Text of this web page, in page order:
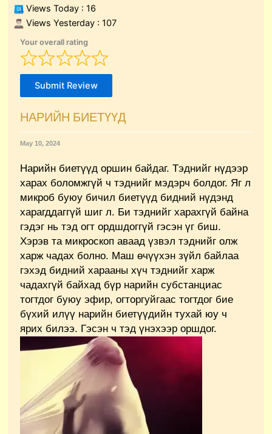
Views Today : 16
Views Yesterday : 107
Your overall rating
Submit Review
НАРИЙН БИЕТҮҮД
May 10, 2024
Нарийн биетүүд оршин байдаг. Тэднийг нүдээр
харах боломжгүй ч тэднийг мэдэрч болдог. Яг л
микроб буюу бичил биетүүд бидний нүдэнд
харагддаггүй шиг л. Би тэднийг харахгүй байна
гэдэг нь тэд огт ордшдоггүй гэсэн үг биш.
Хэрэв та микроскоп аваад үзвэл тэднийг олж
харж чадах болно. Маш өчүүхэн зүйл байлаа
гэхэд бидний харааны хүч тэднийг харж
чадахгүй байхад бүр нарийн субстанциас
тогтдог буюу эфир, огторгуйгаас тогтдог бие
бүхий илүү нарийн биетүүдийн тухай юу ч
ярих билээ. Гэсэн ч тэд үнэхээр оршдог.